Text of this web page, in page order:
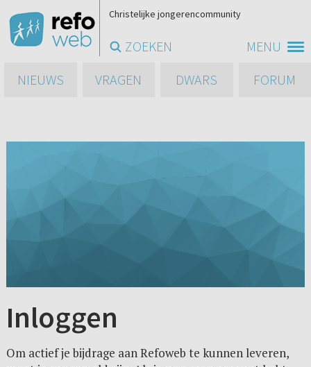
MENU
Christelijke jongerencommunity
ZOEKEN
NIEUWS
VRAGEN DWARS FORUM
Inloggen
Om actief je bijdrage aan Refoweb te kunnen leveren,